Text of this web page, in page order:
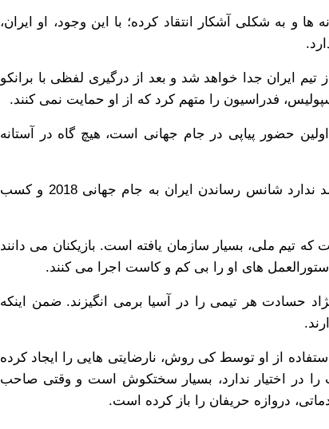
و به شکلی آشکار انتقاد کرده؛ با این وجود، او ایران،
اعلام کرد که از تیم ایران جدا خواهد شد و بعد از درگیری لفظی با برانکو
فدراسیون را متهم کرد که از او حمایت نمی کنند.
حضور پیاپی در جام جهانی است، هیچ گاه در آستانه
کی روش همچنان در تهران حضور دارد و قصد ندارد شانس رساندن ایران به جام جهانی 2018 و کسب
تیم ملی، بسیار سازمان یافته است. بازیکنان می دانند
های او را بی کم و کاست اجرا می کنند.
حسادت هر تیمی را در آسیا برمی انگیزند. ضمن اینکه
از او توسط کی روش، نارضایتی هایی را ایجاد کرده
زمانی که توپ را در اختیار ندارد، بسیار سختکوش است و وقتی صاحب